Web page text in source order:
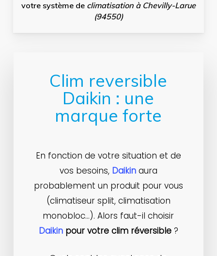
votre système de climatisation à Chevilly-Larue
(94550)
Clim reversible
Daikin : une
marque forte
En fonction de votre situation et de
vos besoins, Daikinaura
probablement un produit pour vous
(climatiseur split, climatisation
monobloc…). Alors faut-il choisir
Daikinpour votre clim réversible?